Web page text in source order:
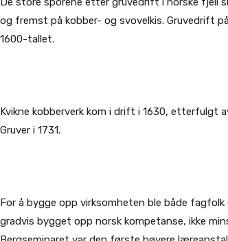
og fremst på kobber- og svovelkis. Gruvedrift
1600-tallet.
Kvikne kobberverk kom i drift i 1630, etterfulgt
Gruver i 1731.
For å bygge opp virksomheten ble både
gradvis bygget opp norsk kompetanse, ikke